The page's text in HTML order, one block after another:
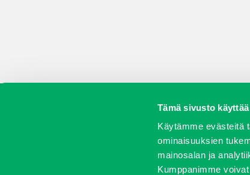
Tämä sivusto
Käytämme evästeitä
ominaisuuksien
mainosalan ja
Kumppanimme
Vaihtokoneet Kalusteet